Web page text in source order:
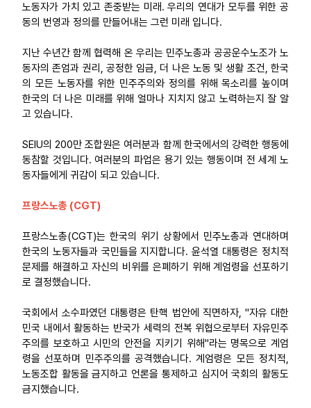
노동자가 가치 있고 존중받는 미래. 우리의 연대가 모두를 위한 공
동의 번영과 정의를 만들어내는 그런 미래 입니다.
지난 수년간 함께 협력해 온 우리는 민주노총과 공공운수노조가 노
동자의 존엄과 권리, 공정한 임금, 더 나은 노동 및 생활 조건, 한국
의 모든 노동자를 위한 민주주의와 정의를 위해 목소리를 높이며
한국의 더 나은 미래를 위해 얼마나 지치지 않고 노력하는지 잘 알
고 있습니다.
SEIU의 200만 조합원은 여러분과 함께 한국에서의 강력한 행동에
동참할 것입니다. 여러분의 파업은 용기 있는 행동이며 전 세계 노
동자들에게 귀감이 되고 있습니다.
프랑스노총 (CGT)
프랑스노총(CGT)는 한국의 위기 상황에서 민주노총과 연대하며
한국의 노동자들과 국민들을 지지합니다. 윤석열 대통령은 정치적
문제를 해결하고 자신의 비위를 은폐하기 위해 계엄령을 선포하기
로 결정했습니다.
국회에서 소수파였던 대통령은 탄핵 법안에 직면하자, "자유 대한
민국 내에서 활동하는 반국가 세력의 전복 위협으로부터 자유민주
주의를 보호하고 시민의 안전을 지키기 위해"라는 명목으로 계엄
령을 선포하며 민주주의를 공격했습니다. 계엄령은 모든 정치적,
노동조합 활동을 금지하고 언론을 통제하고 심지어 국회의 활동도
금지했습니다.